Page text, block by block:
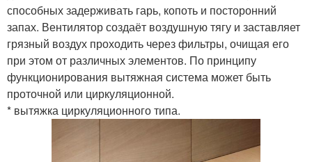
способных задерживать гарь, копоть и посторонний
запах. Вентилятор создаёт воздушную тягу и заставляет
грязный воздух проходить через фильтры, очищая его
при этом от различных элементов. По принципу
функционирования вытяжная система может быть
проточной или циркуляционной.
* вытяжка циркуляционного типа.